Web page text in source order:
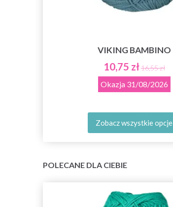
VIKING BAMBINO
10,75 zł16,55 zł
Okazja 31/08/2026
Zobacz wszystkie opcje
POLECANE DLA CIEBIE